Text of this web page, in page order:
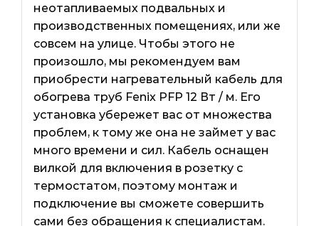
неотапливаемых подвальных и
производственных помещениях, или же
совсем на улице. Чтобы этого не
произошло, мы рекомендуем вам
приобрести нагревательный кабель для
обогрева труб Fenix ​​PFP 12 Вт / м. Его
установка убережет вас от множества
проблем, к тому же она не займет у вас
много времени и сил. Кабель оснащен
вилкой для включения в розетку с
термостатом, поэтому монтаж и
подключение вы сможете совершить
сами без обращения к специалистам.